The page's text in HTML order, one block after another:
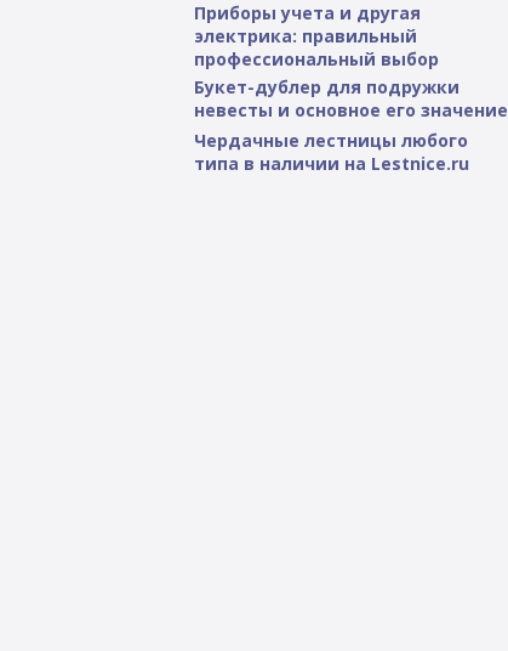
Приборы учета и другая
электрика: правильный
профессиональный выбор
Букет-дублер для подружки
невесты и основное его значение
Чердачные лестницы любого
типа в наличии на Lestnice.ru